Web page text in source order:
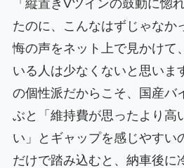
「縦置きVツインの鼓動に惚
たのに、こんなはずじゃな
悔の声をネット上で見かけて
いる人は少なくないと思いま
の個性派だからこそ、国産バ
ぶと「維持費が思ったより高
い」とギャップを感じやすい
だけで踏み込むと、納車後に